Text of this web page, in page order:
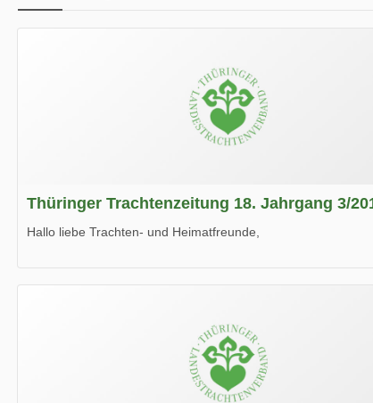
Thüringer Trachtenzeitung 18. Jahrgang 3/
Hallo liebe Trachten- und Heimatfreunde,
Wir wünschen Euch viel Spaß beim Lesen.